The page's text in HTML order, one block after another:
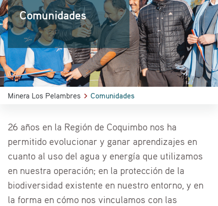
Comunidades
Minera Los Pelambres Comunidades
26 años en la Región de Coquimbo nos ha
permitido evolucionar y ganar aprendizajes en
cuanto al uso del agua y energía que utilizamos
en nuestra operación; en la protección de la
biodiversidad existente en nuestro entorno, y en
la forma en cómo nos vinculamos con las